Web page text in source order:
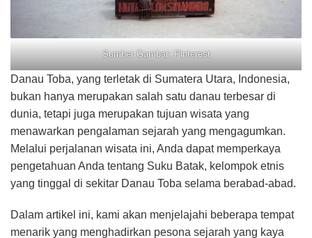
Sumber Gambar: Pinterest
Danau Toba, yang terletak di Sumatera Utara, Indonesia,
bukan hanya merupakan salah satu danau terbesar di
dunia, tetapi juga merupakan tujuan wisata yang
menawarkan pengalaman sejarah yang mengagumkan.
Melalui perjalanan wisata ini, Anda dapat memperkaya
pengetahuan Anda tentang Suku Batak, kelompok etnis
yang tinggal di sekitar Danau Toba selama berabad-abad.
Dalam artikel ini, kami akan menjelajahi beberapa tempat
menarik yang menghadirkan pesona sejarah yang kaya